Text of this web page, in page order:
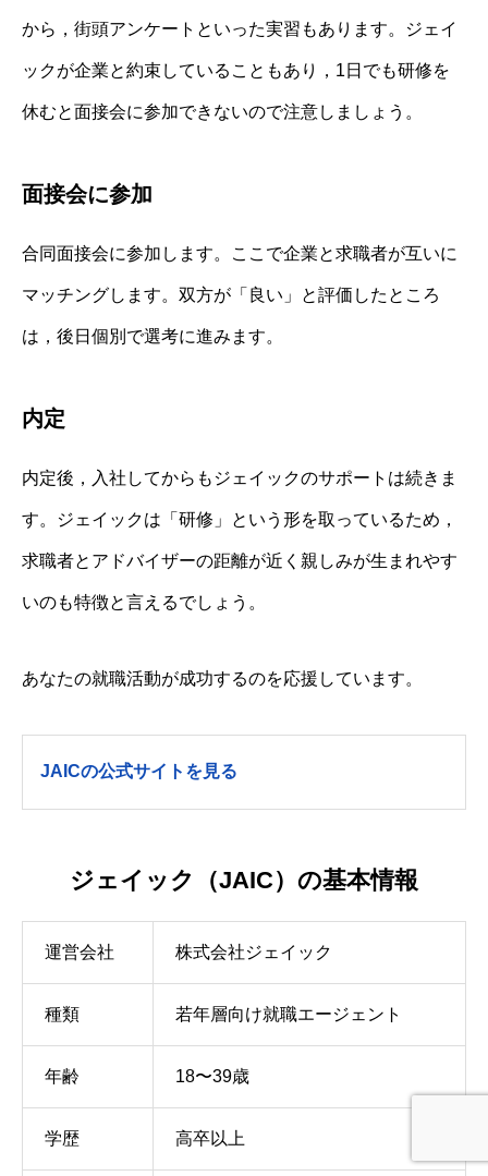
から，街頭アンケートといった実習もあります。ジェイ
ックが企業と約束していることもあり，1日でも研修を
休むと面接会に参加できないので注意しましょう。
面接会に参加
合同面接会に参加します。ここで企業と求職者が互いに
マッチングします。双方が「良い」と評価したところ
は，後日個別で選考に進みます。
内定
内定後，入社してからもジェイックのサポートは続きま
す。ジェイックは「研修」という形を取っているため，
求職者とアドバイザーの距離が近く親しみが生まれやす
いのも特徴と言えるでしょう。
あなたの就職活動が成功するのを応援しています。
JAICの公式サイトを見る
ジェイック（JAIC）の基本情報
運営会社 株式会社ジェイック
種類 若年層向け就職エージェント
年齢 18〜39歳
学歴 高卒以上